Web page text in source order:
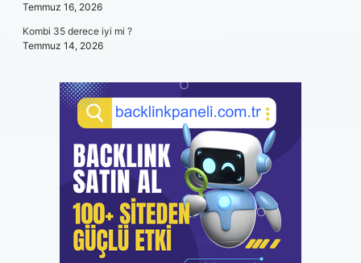
Temmuz 16, 2026
Kombi 35 derece iyi mi ?
Temmuz 14, 2026